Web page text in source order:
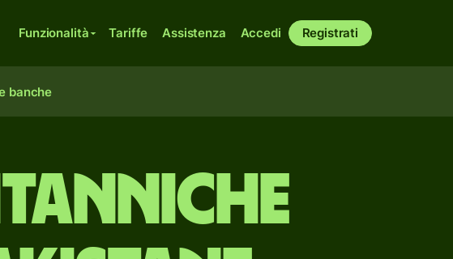
Funzionalità Tariffe Assistenza Accedi Registrati
banche